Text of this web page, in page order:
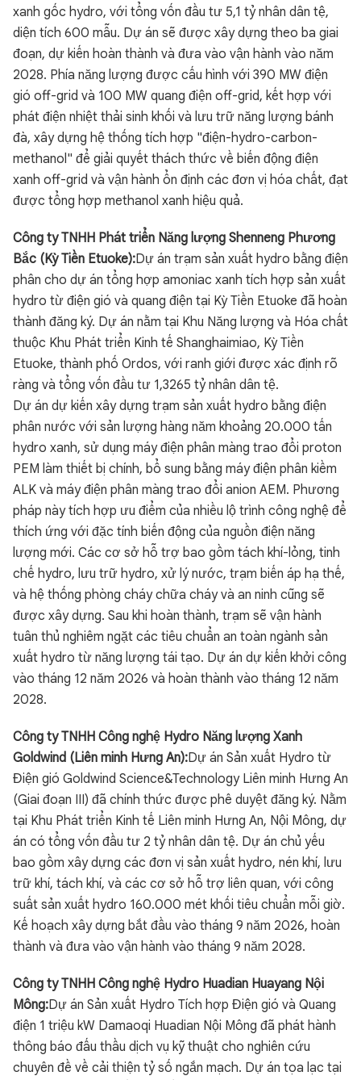
xanh gốc hydro, với tổng vốn đầu tư 5,1 tỷ nhân dân tệ,
diện tích 600 mẫu. Dự án sẽ được xây dựng theo ba giai
đoạn, dự kiến hoàn thành và đưa vào vận hành vào năm
2028. Phía năng lượng được cấu hình với 390 MW điện
gió off-grid và 100 MW quang điện off-grid, kết hợp với
phát điện nhiệt thải sinh khối và lưu trữ năng lượng bánh
đà, xây dựng hệ thống tích hợp "điện-hydro-carbon-
methanol" để giải quyết thách thức về biến động điện
xanh off-grid và vận hành ổn định các đơn vị hóa chất, đạt
được tổng hợp methanol xanh hiệu quả.
Công ty TNHH Phát triển Năng lượng Shenneng Phương
Bắc (Kỳ Tiền Etuoke):Dự án trạm sản xuất hydro bằng điện
phân cho dự án tổng hợp amoniac xanh tích hợp sản xuất
hydro từ điện gió và quang điện tại Kỳ Tiền Etuoke đã hoàn
thành đăng ký. Dự án nằm tại Khu Năng lượng và Hóa chất
thuộc Khu Phát triển Kinh tế Shanghaimiao, Kỳ Tiền
Etuoke, thành phố Ordos, với ranh giới được xác định rõ
ràng và tổng vốn đầu tư 1,3265 tỷ nhân dân tệ.
Dự án dự kiến xây dựng trạm sản xuất hydro bằng điện
phân nước với sản lượng hàng năm khoảng 20.000 tấn
hydro xanh, sử dụng máy điện phân màng trao đổi proton
PEM làm thiết bị chính, bổ sung bằng máy điện phân kiềm
ALK và máy điện phân màng trao đổi anion AEM. Phương
pháp này tích hợp ưu điểm của nhiều lộ trình công nghệ để
thích ứng với đặc tính biến động của nguồn điện năng
lượng mới. Các cơ sở hỗ trợ bao gồm tách khí-lỏng, tinh
chế hydro, lưu trữ hydro, xử lý nước, trạm biến áp hạ thế,
và hệ thống phòng cháy chữa cháy và an ninh cũng sẽ
được xây dựng. Sau khi hoàn thành, trạm sẽ vận hành
tuân thủ nghiêm ngặt các tiêu chuẩn an toàn ngành sản
xuất hydro từ năng lượng tái tạo. Dự án dự kiến khởi công
vào tháng 12 năm 2026 và hoàn thành vào tháng 12 năm
2028.
Công ty TNHH Công nghệ Hydro Năng lượng Xanh
Goldwind (Liên minh Hưng An):Dự án Sản xuất Hydro từ
Điện gió Goldwind Science&Technology Liên minh Hưng An
(Giai đoạn III) đã chính thức được phê duyệt đăng ký. Nằm
tại Khu Phát triển Kinh tế Liên minh Hưng An, Nội Mông, dự
án có tổng vốn đầu tư 2 tỷ nhân dân tệ. Dự án chủ yếu
bao gồm xây dựng các đơn vị sản xuất hydro, nén khí, lưu
trữ khí, tách khí, và các cơ sở hỗ trợ liên quan, với công
suất sản xuất hydro 160.000 mét khối tiêu chuẩn mỗi giờ.
Kế hoạch xây dựng bắt đầu vào tháng 9 năm 2026, hoàn
thành và đưa vào vận hành vào tháng 9 năm 2028.
Công ty TNHH Công nghệ Hydro Huadian Huayang Nội
Mông:Dự án Sản xuất Hydro Tích hợp Điện gió và Quang
điện 1 triệu kW Damaoqi Huadian Nội Mông đã phát hành
thông báo đấu thầu dịch vụ kỹ thuật cho nghiên cứu
chuyên đề về cải thiện tỷ số ngắn mạch. Dự án tọa lạc tại